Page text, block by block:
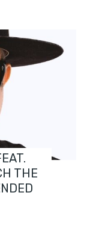
THE